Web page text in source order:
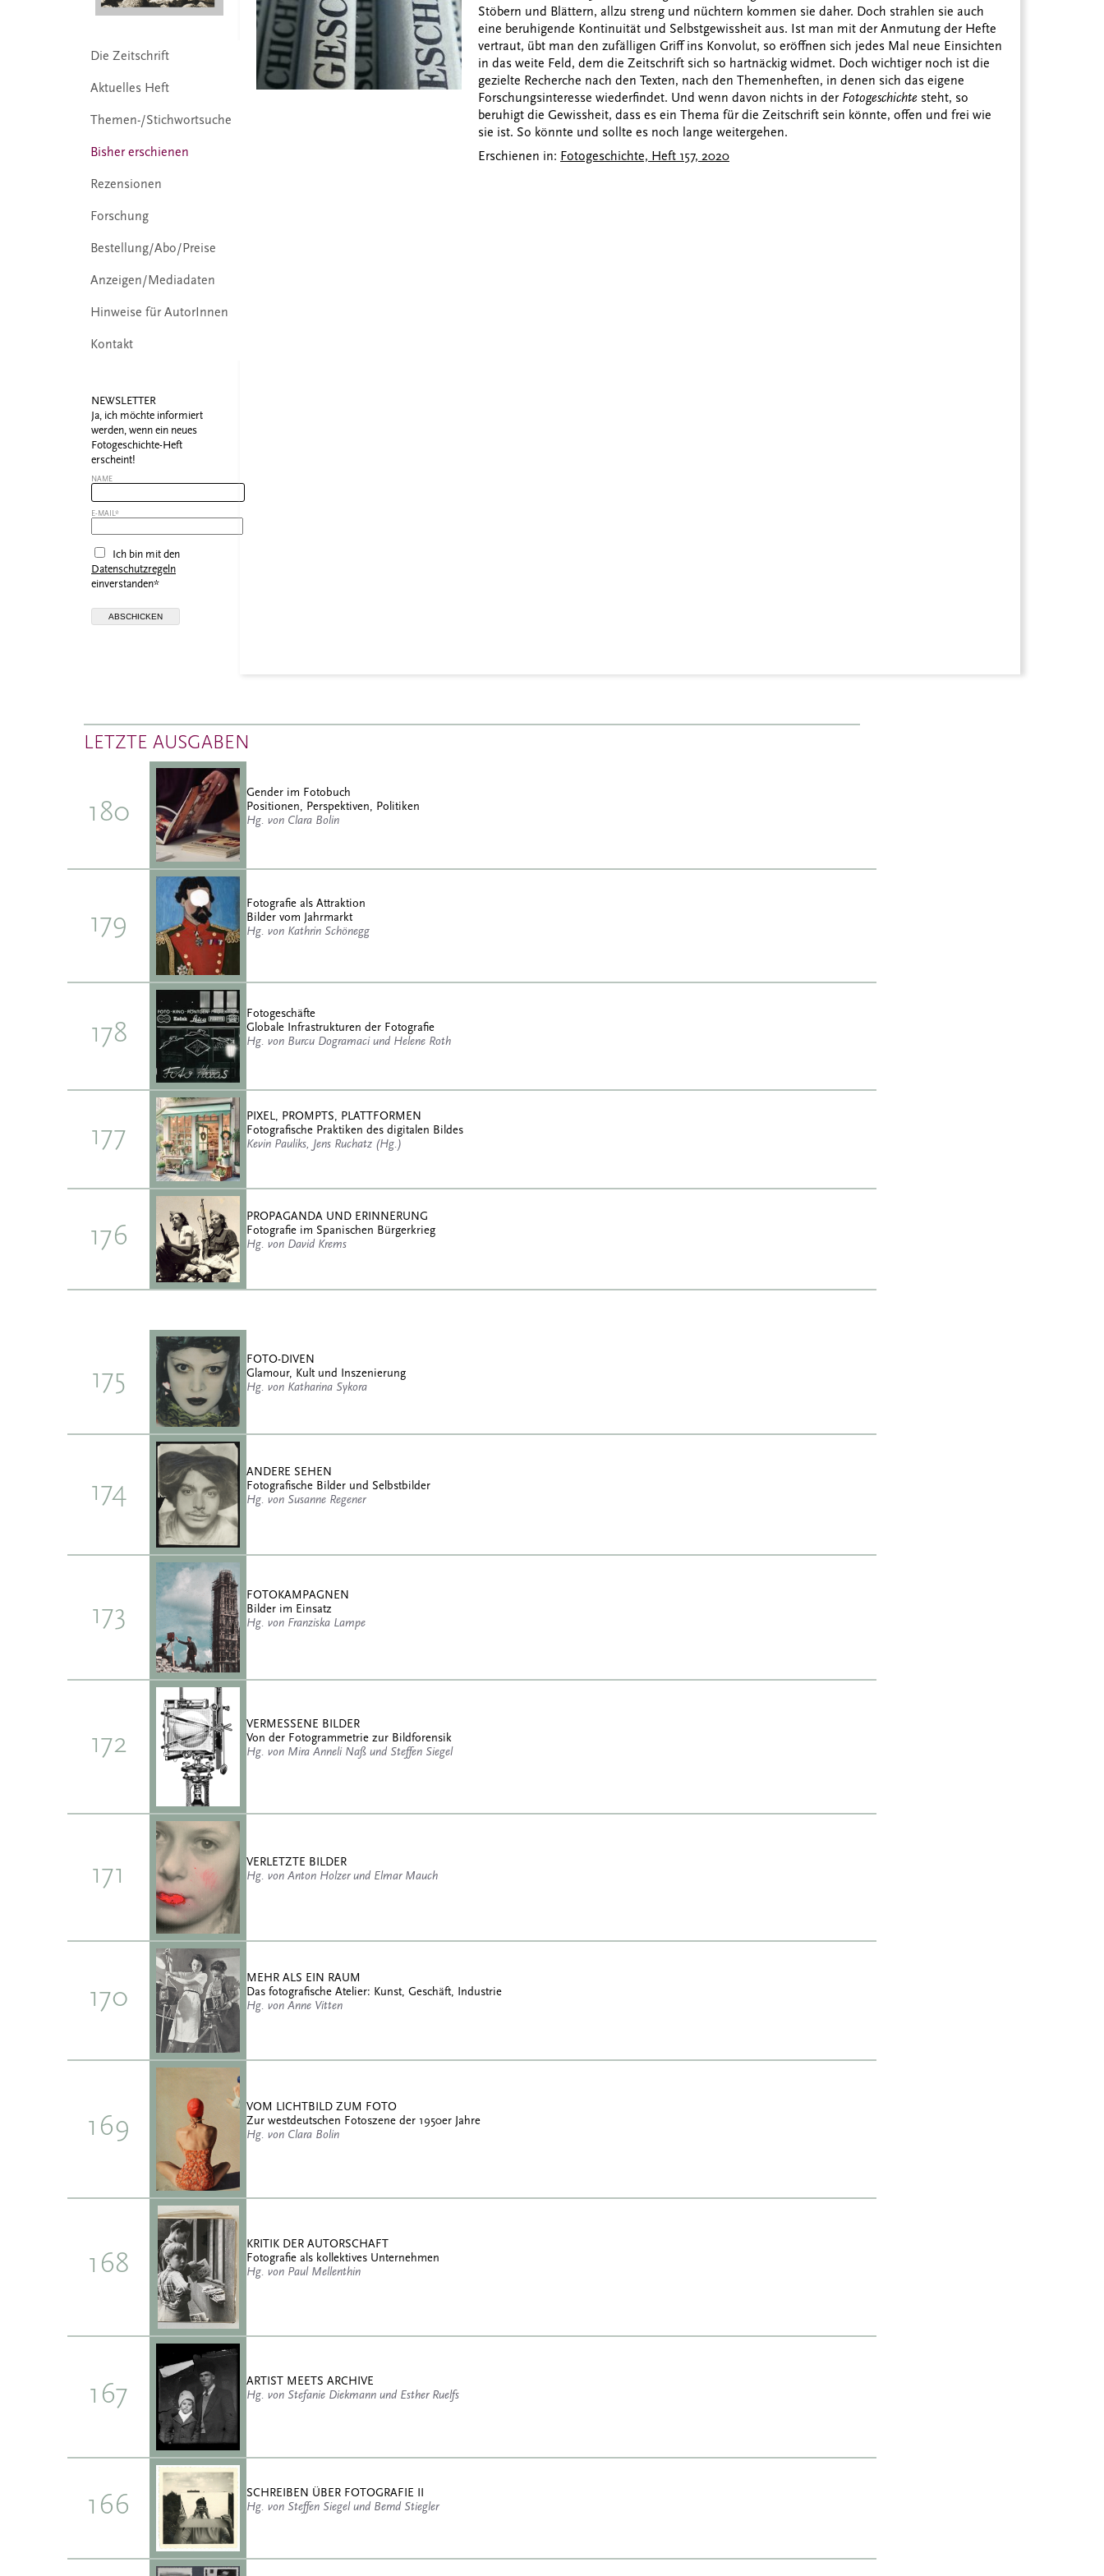
Die Zeitschrift
Aktuelles Heft
Themen-/Stichwortsuche
Bisher erschienen
Rezensionen
Forschung
Bestellung/Abo/Preise
Anzeigen/Mediadaten
Hinweise für AutorInnen
Kontakt
NEWSLETTER
Ja, ich möchte informiert
werden, wenn ein neues
Fotogeschichte-Heft
erscheint!
NAME
E-MAIL*
Ich bin mit den
Datenschutzregeln
einverstanden*
Stöbern und Blättern, allzu streng und nüchtern kommen sie daher. Doch strahlen sie auch
eine beruhigende Kontinuität und Selbstgewissheit aus. Ist man mit der Anmutung der Hefte
vertraut, übt man den zufälligen Griff ins Konvolut, so eröffnen sich jedes Mal neue Einsichten
in das weite Feld, dem die Zeitschrift sich so hartnäckig widmet. Doch wichtiger noch ist die
gezielte Recherche nach den Texten, nach den Themenheften, in denen sich das eigene
Forschungsinteresse wiederfindet. Und wenn davon nichts in der Fotogeschichte steht, so
beruhigt die Gewissheit, dass es ein Thema für die Zeitschrift sein könnte, offen und frei wie
sie ist. So könnte und sollte es noch lange weitergehen.
Erschienen in: Fotogeschichte, Heft 157, 2020
LETZTE AUSGABEN
180
Gender im Fotobuch
Positionen, Perspektiven, Politiken
Hg. von Clara Bolin
179
Fotografie als Attraktion
Bilder vom Jahrmarkt
Hg. von Kathrin Schönegg
178
Fotogeschäfte
Globale Infrastrukturen der Fotografie
Hg. von Burcu Dogramaci und Helene Roth
177
PIXEL, PROMPTS, PLATTFORMEN
Fotografische Praktiken des digitalen Bildes
Kevin Pauliks, Jens Ruchatz (Hg.)
176
PROPAGANDA UND ERINNERUNG
Fotografie im Spanischen Bürgerkrieg
Hg. von David Krems
175
FOTO-DIVEN
Glamour, Kult und Inszenierung
Hg. von Katharina Sykora
174
ANDERE SEHEN
Fotografische Bilder und Selbstbilder
Hg. von Susanne Regener
173
FOTOKAMPAGNEN
Bilder im Einsatz
Hg. von Franziska Lampe
172
VERMESSENE BILDER
Von der Fotogrammetrie zur Bildforensik
Hg. von Mira Anneli Naß und Steffen Siegel
171
VERLETZTE BILDER
Hg. von Anton Holzer und Elmar Mauch
170
MEHR ALS EIN RAUM
Das fotografische Atelier: Kunst, Geschäft, Industrie
Hg. von Anne Vitten
169
VOM LICHTBILD ZUM FOTO
Zur westdeutschen Fotoszene der 1950er Jahre
Hg. von Clara Bolin
168
KRITIK DER AUTORSCHAFT
Fotografie als kollektives Unternehmen
Hg. von Paul Mellenthin
167
ARTIST MEETS ARCHIVE
Hg. von Stefanie Diekmann und Esther Ruelfs
166
SCHREIBEN ÜBER FOTOGRAFIE II
Hg. von Steffen Siegel und Bernd Stiegler